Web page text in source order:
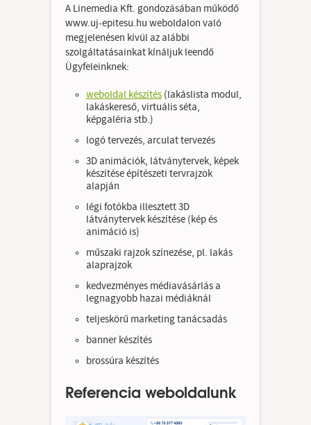
A Linemedia Kft. gondozásában működő
www.uj-epitesu.hu weboldalon való
megjelenésen kívül az alábbi
szolgáltatásainkat kínáljuk leendő
Ügyfeleinknek:
weboldal készítés (lakáslista modul,
lakáskereső, virtuális séta,
képgaléria stb.)
logó tervezés, arculat tervezés
3D animációk, látványtervek, képek
készítése építészeti tervrajzok
alapján
légi fotókba illesztett 3D
látványtervek készítése (kép és
animáció is)
műszaki rajzok színezése, pl. lakás
alaprajzok
kedvezményes médiavásárlás a
legnagyobb hazai médiáknál
teljeskörű marketing tanácsadás
banner készítés
brossúra készítés
Referencia weboldalunk